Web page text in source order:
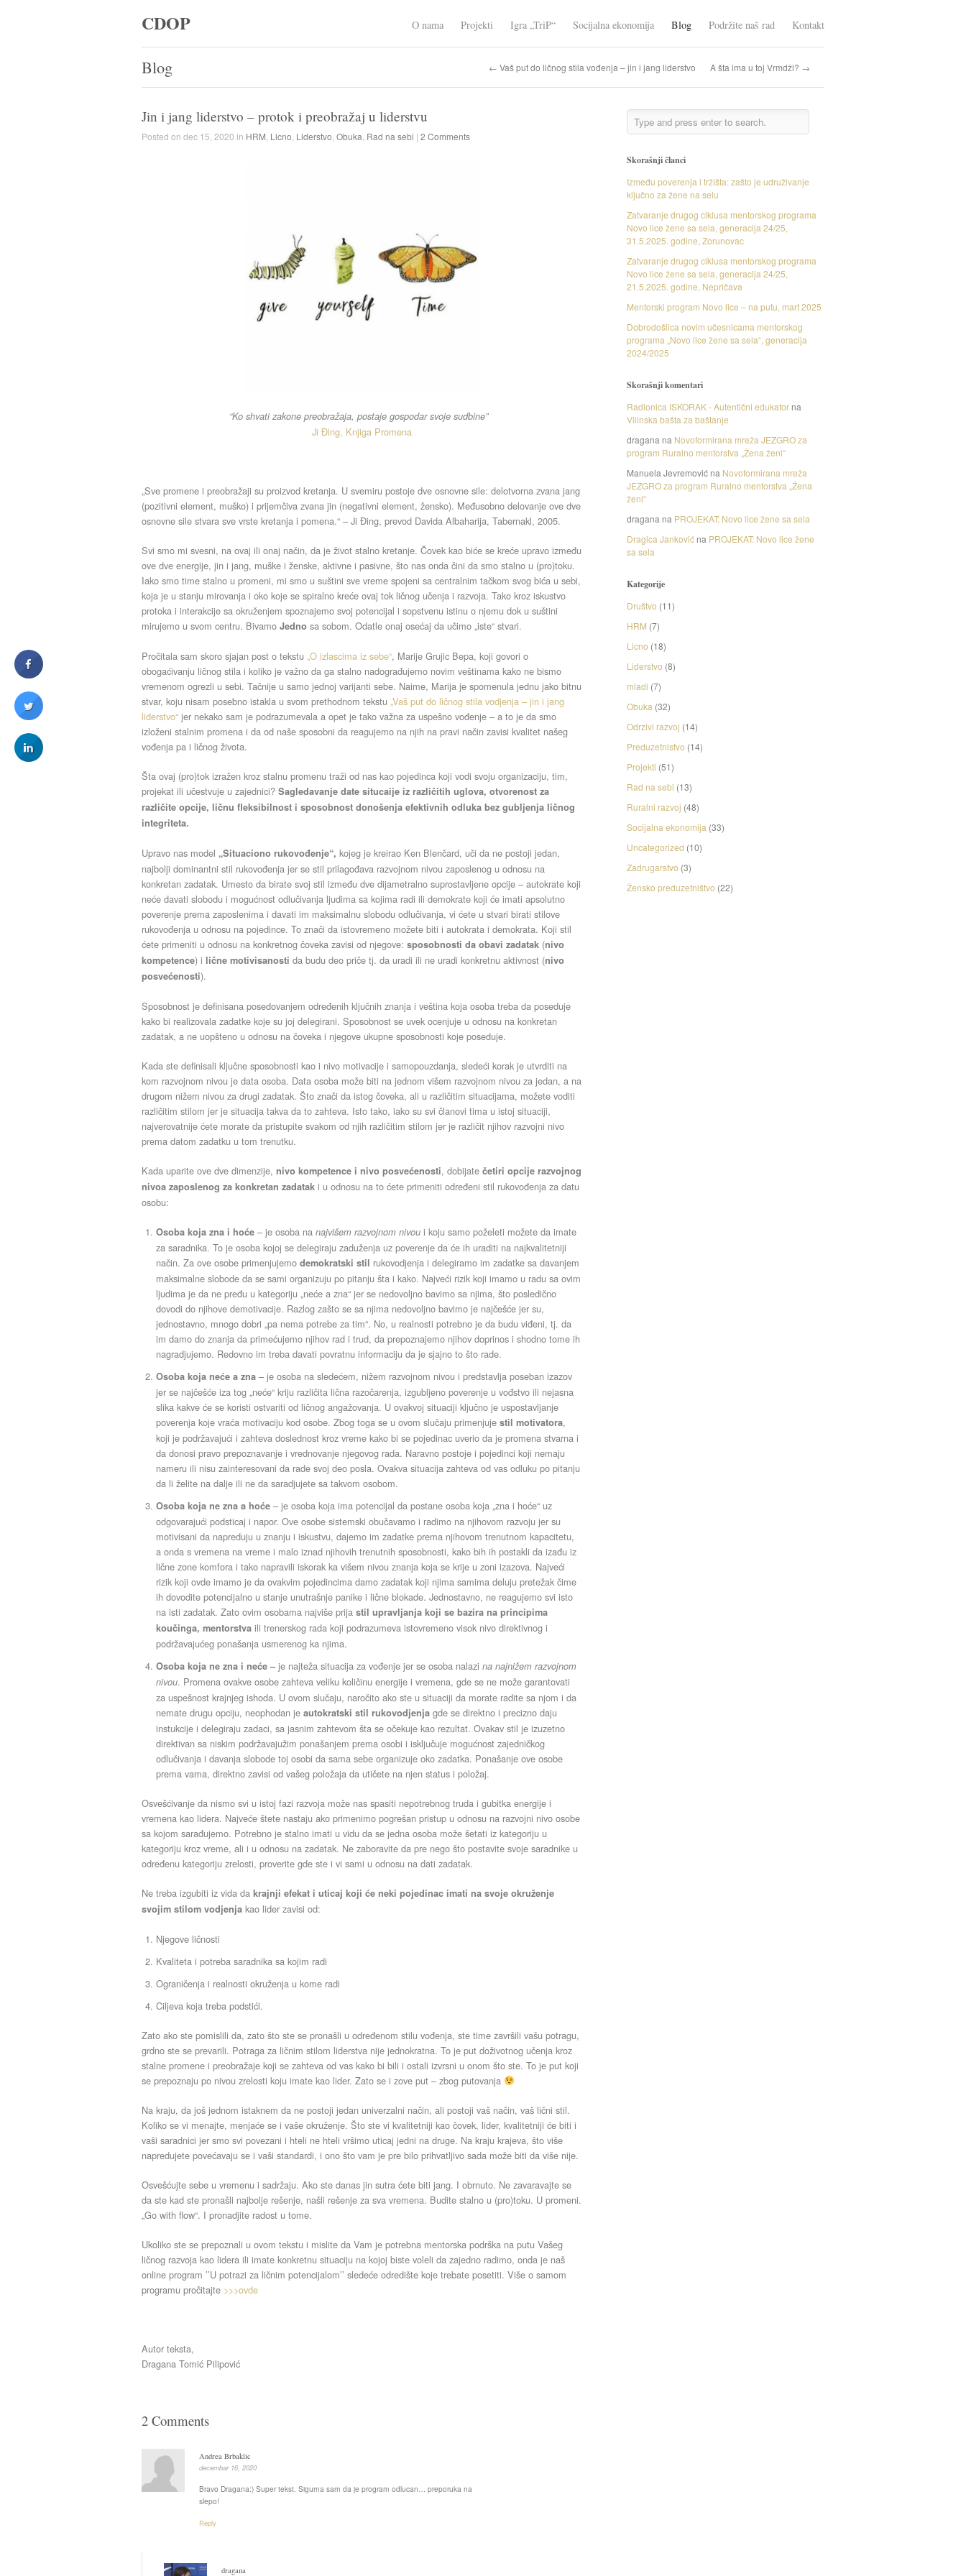
CDOP O nama Projekti Igra „TriP“ Socijalna ekonomija Blog Podržite naš rad Kontakt
Blog ← Vaš put do ličnog stila vođenja – jin i jang liderstvo A šta ima u toj Vrmdži? →
Jin i jang liderstvo – protok i preobražaj u liderstvu
Posted on dec 15, 2020 in HRM Licno Liderstvo Obuka Rad na sebi | 2 Comments
“Ko shvati zakone preobražaja, postaje gospodar svoje sudbine”
Ji Đing, Knjiga Promena
„Sve promene i preobražaji su proizvod kretanja. U svemiru postoje dve osnovne sile: delotvorna zvana jang
(pozitivni element, muško) i prijemčiva zvana jin (negativni element, žensko). Međusobno delovanje ove dve
osnovne sile stvara sve vrste kretanja i pomena.“ – Ji Đing, prevod Davida Albaharija, Tabernakl, 2005.
Svi smo mi svesni, na ovaj ili onaj način, da je život stalno kretanje. Čovek kao biće se kreće upravo između
ove dve energije, jin i jang, muške i ženske, aktivne i pasivne, što nas onda čini da smo stalno u (pro)toku.
Iako smo time stalno u promeni, mi smo u suštini sve vreme spojeni sa centralnim tačkom svog bića u sebi,
koja je u stanju mirovanja i oko koje se spiralno kreće ovaj tok ličnog učenja i razvoja. Tako kroz iskustvo
protoka i interakcije sa okruženjem spoznajemo svoj potencijal i sopstvenu istinu o njemu dok u suštini
mirujemo u svom centru. Bivamo Jedno sa sobom. Odatle onaj osećaj da učimo „iste“ stvari.
Pročitala sam skoro sjajan post o tekstu „O izlascima iz sebe“, Marije Grujic Bepa, koji govori o
obogaćivanju ličnog stila i koliko je važno da ga stalno nadograđujemo novim veštinama kako ne bismo
vremenom ogrezli u sebi. Tačnije u samo jednoj varijanti sebe. Naime, Marija je spomenula jednu jako bitnu
stvar, koju nisam posebno istakla u svom prethodnom tekstu „Vaš put do ličnog stila vodjenja – jin i jang
liderstvo“ jer nekako sam je podrazumevala a opet je tako važna za uspešno vođenje – a to je da smo
izloženi stalnim promena i da od naše sposobni da reagujemo na njih na pravi način zavisi kvalitet našeg
vođenja pa i ličnog života.
Šta ovaj (pro)tok izražen kroz stalnu promenu traži od nas kao pojedinca koji vodi svoju organizaciju, tim,
projekat ili učestvuje u zajednici? Sagledavanje date situcaije iz različitih uglova, otvorenost za
različite opcije, ličnu fleksibilnost i sposobnost donošenja efektivnih odluka bez gubljenja ličnog
integriteta.
Upravo nas model „Situaciono rukovođenje“, kojeg je kreirao Ken Blenčard, uči da ne postoji jedan,
najbolji dominantni stil rukovođenja jer se stil prilagođava razvojnom nivou zaposlenog u odnosu na
konkretan zadatak. Umesto da birate svoj stil između dve dijametralno suprostavljene opcije – autokrate koji
neće davati slobodu i mogućnost odlučivanja ljudima sa kojima radi ili demokrate koji će imati apsolutno
poverenje prema zaposlenima i davati im maksimalnu slobodu odlučivanja, vi ćete u stvari birati stilove
rukovođenja u odnosu na pojedince. To znači da istovremeno možete biti i autokrata i demokrata. Koji stil
ćete primeniti u odnosu na konkretnog čoveka zavisi od njegove: sposobnosti da obavi zadatak (nivo
kompetence) i lične motivisanosti da budu deo priče tj. da uradi ili ne uradi konkretnu aktivnost (nivo
posvećenosti).
Sposobnost je definisana posedovanjem određenih ključnih znanja i veština koja osoba treba da poseduje
kako bi realizovala zadatke koje su joj delegirani. Sposobnost se uvek ocenjuje u odnosu na konkretan
zadatak, a ne uopšteno u odnosu na čoveka i njegove ukupne sposobnosti koje poseduje.
Kada ste definisali ključne sposobnosti kao i nivo motivacije i samopouzdanja, sledeći korak je utvrditi na
kom razvojnom nivou je data osoba. Data osoba može biti na jednom višem razvojnom nivou za jedan, a na
drugom nižem nivou za drugi zadatak. Što znači da istog čoveka, ali u različitim situacijama, možete voditi
različitim stilom jer je situacija takva da to zahteva. Isto tako, iako su svi članovi tima u istoj situaciji,
najverovatnije ćete morate da pristupite svakom od njih različitim stilom jer je različit njihov razvojni nivo
prema datom zadatku u tom trenutku.
Kada uparite ove dve dimenzije, nivo kompetence i nivo posvećenosti, dobijate četiri opcije razvojnog
nivoa zaposlenog za konkretan zadatak i u odnosu na to ćete primeniti određeni stil rukovođenja za datu
osobu:
Osoba koja zna i hoće – je osoba na najvišem razvojnom nivou i koju samo poželeti možete da imate
za saradnika. To je osoba kojoj se delegiraju zaduženja uz poverenje da će ih uraditi na najkvalitetniji
način. Za ove osobe primenjujemo demokratski stil rukovodjenja i delegiramo im zadatke sa davanjem
maksimalne slobode da se sami organizuju po pitanju šta i kako. Najveći rizik koji imamo u radu sa ovim
ljudima je da ne pređu u kategoriju „neće a zna“ jer se nedovoljno bavimo sa njima, što posledično
dovodi do njihove demotivacije. Razlog zašto se sa njima nedovoljno bavimo je najčešće jer su,
jednostavno, mnogo dobri „pa nema potrebe za tim“. No, u realnosti potrebno je da budu viđeni, tj. da
im damo do znanja da primećujemo njihov rad i trud, da prepoznajemo njihov doprinos i shodno tome ih
nagradjujemo. Redovno im treba davati povratnu informaciju da je sjajno to što rade.
Osoba koja neće a zna – je osoba na sledećem, nižem razvojnom nivou i predstavlja poseban izazov
jer se najčešće iza tog „neće“ kriju različita lična razočarenja, izgubljeno poverenje u vođstvo ili nejasna
slika kakve će se koristi ostvariti od ličnog angažovanja. U ovakvoj situaciji ključno je uspostavljanje
poverenja koje vraća motivaciju kod osobe. Zbog toga se u ovom slučaju primenjuje stil motivatora,
koji je podržavajući i zahteva doslednost kroz vreme kako bi se pojedinac uverio da je promena stvarna i
da donosi pravo prepoznavanje i vrednovanje njegovog rada. Naravno postoje i pojedinci koji nemaju
nameru ili nisu zainteresovani da rade svoj deo posla. Ovakva situacija zahteva od vas odluku po pitanju
da li želite na dalje ili ne da saradjujete sa takvom osobom.
Osoba koja ne zna a hoće – je osoba koja ima potencijal da postane osoba koja „zna i hoće“ uz
odgovarajući podsticaj i napor. Ove osobe sistemski obučavamo i radimo na njihovom razvoju jer su
motivisani da napreduju u znanju i iskustvu, dajemo im zadatke prema njihovom trenutnom kapacitetu,
a onda s vremena na vreme i malo iznad njihovih trenutnih sposobnosti, kako bih ih postakli da izađu iz
lične zone komfora i tako napravili iskorak ka višem nivou znanja koja se krije u zoni izazova. Najveći
rizik koji ovde imamo je da ovakvim pojedincima damo zadatak koji njima samima deluju pretežak čime
ih dovodite potencijalno u stanje unutrašnje panike i lične blokade. Jednostavno, ne reagujemo svi isto
na isti zadatak. Zato ovim osobama najviše prija stil upravljanja koji se bazira na principima
koučinga, mentorstva ili trenerskog rada koji podrazumeva istovremeno visok nivo direktivnog i
podržavajućeg ponašanja usmerenog ka njima.
Osoba koja ne zna i neće – je najteža situacija za vođenje jer se osoba nalazi na najnižem razvojnom
nivou. Promena ovakve osobe zahteva veliku količinu energije i vremena, gde se ne može garantovati
za uspešnost krajnjeg ishoda. U ovom slučaju, naročito ako ste u situaciji da morate radite sa njom i da
nemate drugu opciju, neophodan je autokratski stil rukovodjenja gde se direktno i precizno daju
instukcije i delegiraju zadaci, sa jasnim zahtevom šta se očekuje kao rezultat. Ovakav stil je izuzetno
direktivan sa niskim podržavajužim ponašanjem prema osobi i isključuje mogućnost zajedničkog
odlučivanja i davanja slobode toj osobi da sama sebe organizuje oko zadatka. Ponašanje ove osobe
prema vama, direktno zavisi od vašeg položaja da utičete na njen status i položaj.
Osvešćivanje da nismo svi u istoj fazi razvoja može nas spasiti nepotrebnog truda i gubitka energije i
vremena kao lidera. Najveće štete nastaju ako primenimo pogrešan pristup u odnosu na razvojni nivo osobe
sa kojom sarađujemo. Potrebno je stalno imati u vidu da se jedna osoba može šetati iz kategoriju u
kategoriju kroz vreme, ali i u odnosu na zadatak. Ne zaboravite da pre nego što postavite svoje saradnike u
određenu kategoriju zrelosti, proverite gde ste i vi sami u odnosu na dati zadatak.
Ne treba izgubiti iz vida da krajnji efekat i uticaj koji će neki pojedinac imati na svoje okruženje
svojim stilom vodjenja kao lider zavisi od:
Njegove ličnosti
Kvaliteta i potreba saradnika sa kojim radi
Ograničenja i realnosti okruženja u kome radi
Ciljeva koja treba podstići.
Zato ako ste pomislili da, zato što ste se pronašli u određenom stilu vođenja, ste time završili vašu potragu,
grdno ste se prevarili. Potraga za ličnim stilom liderstva nije jednokratna. To je put doživotnog učenja kroz
stalne promene i preobražaje koji se zahteva od vas kako bi bili i ostali izvrsni u onom što ste. To je put koji
se prepoznaju po nivou zrelosti koju imate kao lider. Zato se i zove put – zbog putovanja
Na kraju, da još jednom istaknem da ne postoji jedan univerzalni način, ali postoji vaš način, vaš lični stil.
Koliko se vi menajte, menjaće se i vaše okruženje. Što ste vi kvalitetniji kao čovek, lider, kvalitetniji će biti i
vaši saradnici jer smo svi povezani i hteli ne hteli vršimo uticaj jedni na druge. Na kraju krajeva, što više
napredujete povećavaju se i vaši standardi, i ono što vam je pre bilo prihvatljivo sada može biti da više nije.
Osvešćujte sebe u vremenu i sadržaju. Ako ste danas jin sutra ćete biti jang. I obrnuto. Ne zavaravajte se
da ste kad ste pronašli najbolje rešenje, našli rešenje za sva vremena. Budite stalno u (pro)toku. U promeni.
„Go with flow“. I pronadjite radost u tome.
Ukoliko ste se prepoznali u ovom tekstu i mislite da Vam je potrebna mentorska podrška na putu Vašeg
ličnog razvoja kao lidera ili imate konkretnu situaciju na kojoj biste voleli da zajedno radimo, onda je naš
online program ’’U potrazi za ličnim potencijalom’’ sledeće odredište koje trebate posetiti. Više o samom
programu pročitajte >>>ovde
Autor teksta,
Dragana Tomić Pilipović
2 Comments
Andrea Brbaklic
decembar 16, 2020
Bravo Dragana:) Super tekst. Sigurna sam da je program odlucan… preporuka na
slepo!
Reply
dragana
Skorašnji članci
Između poverenja i tržišta: zašto je udruživanje
ključno za žene na selu
Zatvaranje drugog ciklusa mentorskog programa
Novo lice žene sa sela, generacija 24/25,
31.5.2025. godine, Zorunovac
Zatvaranje drugog ciklusa mentorskog programa
Novo lice žene sa sela, generacija 24/25,
21.5.2025. godine, Nepričava
Mentorski program Novo lice – na putu, mart 2025
Dobrodošlica novim učesnicama mentorskog
programa „Novo lice žene sa sela“, generacija
2024/2025
Skorašnji komentari
Radionica ISKORAK - Autentični edukator na
Vilinska bašta za baštanje
dragana na Novoformirana mreža JEZGRO za
program Ruralno mentorstva „Žena ženi“
Manuela Jevremović na Novoformirana mreža
JEZGRO za program Ruralno mentorstva „Žena
ženi“
dragana na PROJEKAT: Novo lice žene sa sela
Dragica Janković na PROJEKAT: Novo lice žene
sa sela
Kategorije
Društvo (11)
HRM (7)
Licno (18)
Liderstvo (8)
mladi (7)
Obuka (32)
Odrzivi razvoj (14)
Preduzetnistvo (14)
Projekti (51)
Rad na sebi (13)
Ruralni razvoj (48)
Socijalna ekonomija (33)
Uncategorized (10)
Zadrugarstvo (3)
Žensko preduzetništvo (22)